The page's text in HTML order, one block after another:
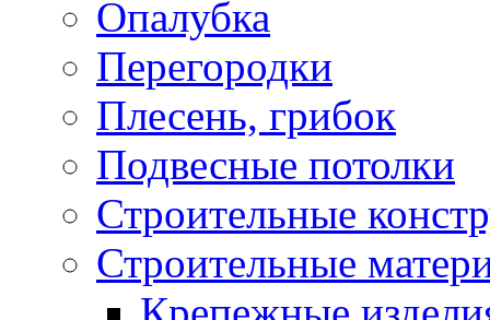
Опалубка
Перегородки
Плесень, грибок
Подвесные потолки
Строительные
Строительные